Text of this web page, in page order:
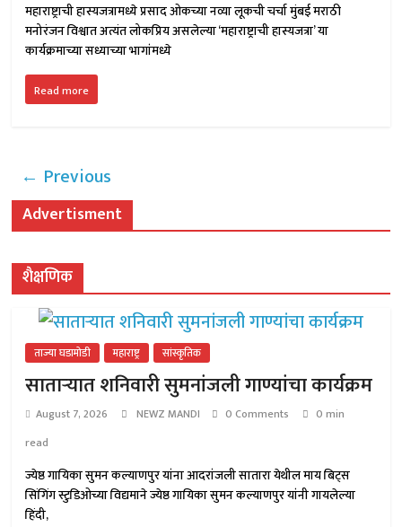
महाराष्ट्राची हास्यजत्रामध्ये प्रसाद ओकच्या नव्या लूकची चर्चा मुंबई मराठी
मनोरंजन विश्वात अत्यंत लोकप्रिय असलेल्या ‘महाराष्ट्राची हास्यजत्रा’ या
कार्यक्रमाच्या सध्याच्या भागांमध्ये
Read more
← Previous
Advertisment
शैक्षणिक
ताज्या घडामोडी महाराष्ट्र सांस्कृतिक
साताऱ्यात शनिवारी सुमनांजली गाण्यांचा कार्यक्रम
August 7, 2026 NEWZ MANDI 0 Comments
0 min
read
ज्येष्ठ गायिका सुमन कल्याणपुर यांना आदरांजली सातारा येथील माय बिट्स
सिंगिंग स्टुडिओच्या विद्यमाने ज्येष्ठ गायिका सुमन कल्याणपुर यांनी गायलेल्या
हिंदी,